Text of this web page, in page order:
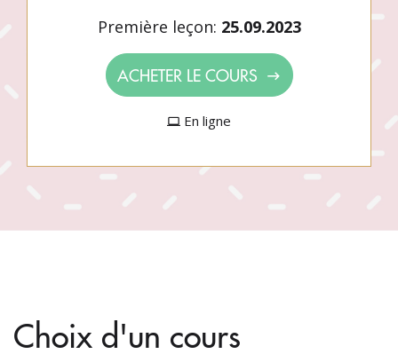
Première leçon: 25.09.2023
ACHETER LE COURS
En ligne
Choix d'un cours